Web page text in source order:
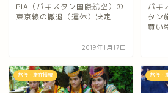
PIA（パキスタン国際航空）の
東京線の撤退（運休）決定
2019年1月17日
パキ
タン
買い
旅行・滞在情報 旅行・